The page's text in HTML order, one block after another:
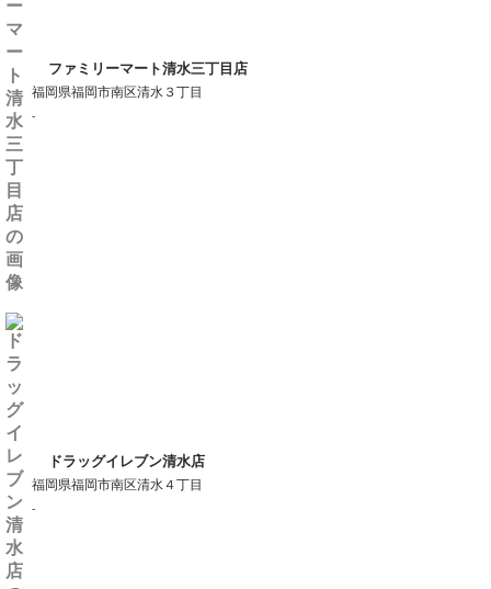
ファミリーマート清水三丁目店
福岡県福岡市南区清水３丁目
-
ドラッグイレブン清水店
福岡県福岡市南区清水４丁目
-